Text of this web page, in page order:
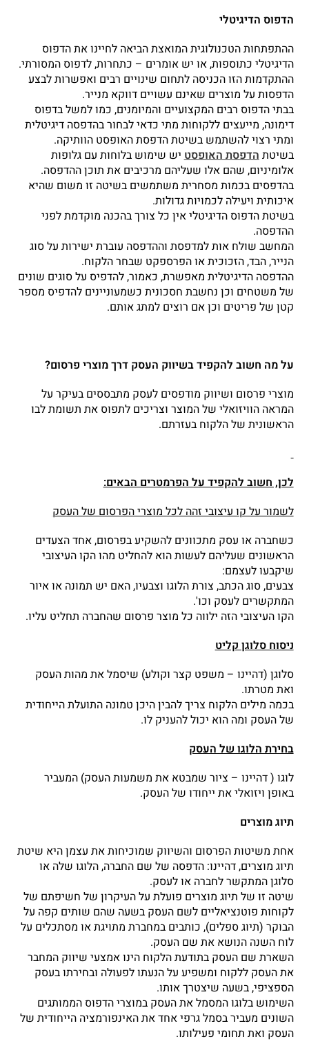
הדפוס הדיגיטלי
ההתפתחות הטכנולוגית המואצת הביאה לחיינו את הדפוס
הדיגיטלי כתוספות, או יש אומרים – כתחרות, לדפוס המסורתי.
ההתקדמות הזו הכניסה לתחום שינויים רבים ואפשרות לבצע
הדפסות על מוצרים שאינם עשויים דווקא מנייר.
בבתי הדפוס רבים המקצועיים והמיומנים, כמו למשל בדפוס
דימונה, מייעצים ללקוחות מתי כדאי לבחור בהדפסה דיגיטלית
ומתי רצוי להשתמש בשיטת הדפסת האופסט הוותיקה.
בשיטתהדפסת האופסטיש שימוש בלוחות עם גלופות
אלומיניום, שהם אלו שעליהם מרכיבים את תוכן ההדפסה.
בהדפסים בכמות מסחרית משתמשים בשיטה זו משום שהיא
איכותית ויעילה לכמויות גדולות.
בשיטת הדפוס הדיגיטלי אין כל צורך בהכנה מוקדמת לפני
ההדפסה.
המחשב שולח אות למדפסת וההדפסה עוברת ישירות על סוג
הנייר, הבד, הזכוכית או הפרספקט שבחר הלקוח.
ההדפסה הדיגיטלית מאפשרת, כאמור, להדפיס על סוגים שונים
של משטחים וכן נחשבת חסכונית כשמעוניינים להדפיס מספר
קטן של פריטים וכן אם רוצים למתג אותם.
על מה חשוב להקפיד בשיווק העסק דרך מוצרי פרסום?
מוצרי פרסום ושיווק מודפסים לעסק מתבססים בעיקר על
המראה הוויזואלי של המוצר וצריכים לתפוס את תשומת לבו
הראשונית של הלקוח בעזרתם.
לכן, חשוב להקפיד על הפרמטרים הבאים:
לשמור על קו עיצובי זהה לכל מוצרי הפרסום של העסק
כשחברה או עסק מתכוונים להשקיע בפרסום, אחד הצעדים
הראשונים שעליהם לעשות הוא להחליט מהו הקו העיצובי
שיקבעו לעצמם:
צבעים, סוג הכתב, צורת הלוגו וצבעיו, האם יש תמונה או איור
המתקשרים לעסק וכו'.
הקו העיצובי הזה ילווה כל מוצר פרסום שהחברה תחליט עליו.
ניסוח סלוגן קליט
סלוגן (דהיינו – משפט קצר וקולע) שיסמל את מהות העסק
ואת מטרתו.
בכמה מילים הלקוח צריך להבין היכן טמונה התועלת הייחודית
של העסק ומה הוא יכול להעניק לו.
בחירת הלוגו של העסק
לוגו ( דהיינו – ציור שמבטא את משמעות העסק) המעביר
באופן ויזואלי את ייחודו של העסק.
תיוג מוצרים
אחת משיטות הפרסום והשיווק שמוכיחות את עצמן היא שיטת
תיוג מוצרים, דהיינו: הדפסה של שם החברה, הלוגו שלה או
סלוגן המתקשר לחברה או לעסק.
שיטה זו של תיוג מוצרים פועלת על העיקרון של חשיפתם של
לקוחות פוטנציאליים לשם העסק בשעה שהם שותים קפה על
הבוקר (תיוג ספלים), כותבים במחברת מתויגת או מסתכלים על
לוח השנה הנושא את שם העסק.
השארת שם העסק בתודעת הלקוח הינו אמצעי שיווק המחבר
את העסק ללקוח ומשפיע על הנעתו לפעולה ובחירתו בעסק
הספציפי, בשעה שיצטרך אותו.
השימוש בלוגו המסמל את העסק במוצרי הדפוס הממותגים
השונים מעביר בסמל גרפי אחד את האינפורמציה הייחודית של
העסק ואת תחומי פעילותו.